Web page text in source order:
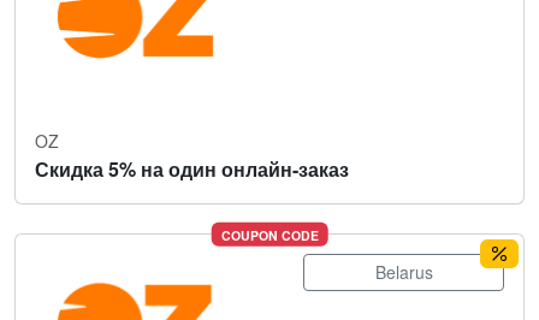
OZ
Скидка 5% на один онлайн-заказ
COUPON CODE
Belarus